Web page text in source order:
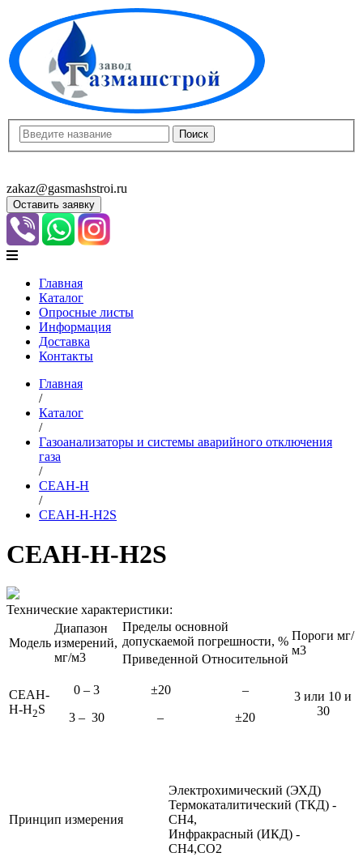
zakaz@gasmashstroi.ru
Оставить заявку
Главная
Каталог
Опросные листы
Информация
Доставка
Контакты
Главная
/
Каталог
/
Газоанализаторы и системы аварийного отключения
газа
/
СЕАН-Н
/
СЕАН-Н-H2S
СЕАН-Н-H2S
Технические характеристики:
Модель
Диапазон
измерений,
мг/м3
Пределы основной
допускаемой погрешности, % Пороги мг/
м3
Приведенной Относительной
СЕАН-
Н-H2S
0 – 3
3 – 30
±20
–
–
±20
3 или 10 и
30
Принцип измерения
Электрохимический (ЭХД)
Термокаталитический (ТКД) -
СН4,
Инфракрасный (ИКД) -
СН4,СО2